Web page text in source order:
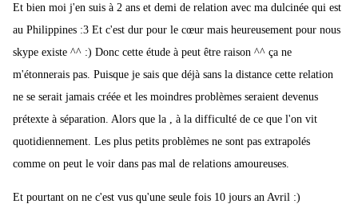
Et bien moi j'en suis à 2 ans et demi de relation avec ma dulcinée qui est
au Philippines :3 Et c'est dur pour le cœur mais heureusement pour nous
skype existe ^^ :) Donc cette étude à peut être raison ^^ ça ne
m'étonnerais pas. Puisque je sais que déjà sans la distance cette relation
ne se serait jamais créée et les moindres problèmes seraient devenus
prétexte à séparation. Alors que la , à la difficulté de ce que l'on vit
quotidiennement. Les plus petits problèmes ne sont pas extrapolés
comme on peut le voir dans pas mal de relations amoureuses.
Et pourtant on ne c'est vus qu'une seule fois 10 jours an Avril :)